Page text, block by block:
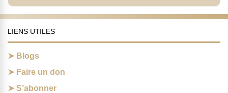
LIENS UTILES
Blogs
Faire un don
S’abonner